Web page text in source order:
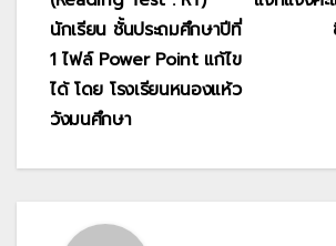
นักเรียน ชั้นประถมศึกษาปีที่
1 ไฟล์ Power Point แก้ไข
ได้ โดย โรงเรียนหนองแห้ว
วังมนศึกษา